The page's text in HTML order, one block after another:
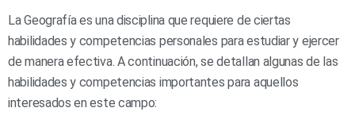
La Geografía es una disciplina que requiere de ciertas
habilidades y competencias personales para estudiar y ejercer
de manera efectiva. A continuación, se detallan algunas de las
habilidades y competencias importantes para aquellos
interesados en este campo: